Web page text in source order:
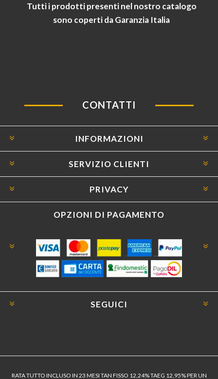
Tutti i prodotti presenti nel nostro catalogo
sono coperti da Garanzia Italia
CONTATTI
INFORMAZIONI
SERVIZIO CLIENTI
PRIVACY
OPZIONI DI PAGAMENTO
SEGUICI
RATA TUTTO INCLUSO IN 23 MESI TAN FISSO 12,24% TAEG 12,95% PER UN